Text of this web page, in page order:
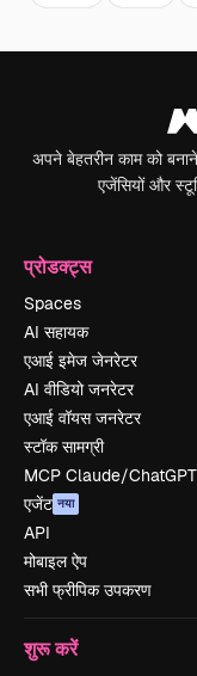
अपने बेहतरीन काम को
एजेंसियों और
प्रोडक्ट्स
Spaces
AI सहायक
एआई इमेज जेनरेटर
AI वीडियो जनरेटर
एआई वॉयस जनरेटर
स्टॉक सामग्री
MCP Claude/
एजेंट नया
API
मोबाइल ऐप
सभी फ्रीपिक उपकरण
शुरू करें